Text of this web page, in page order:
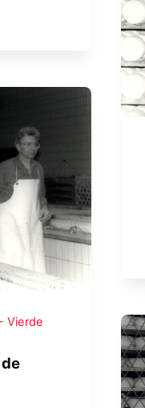
Vierde